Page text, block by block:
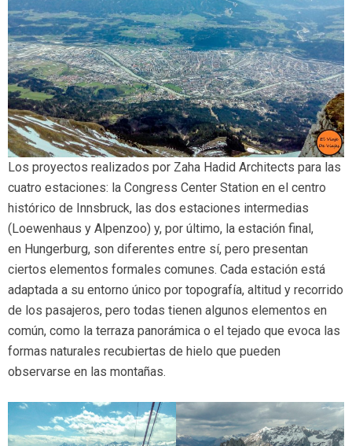
Los proyectos realizados por Zaha Hadid Architects para las
cuatro estaciones: la Congress Center Station en el centro
histórico de Innsbruck, las dos estaciones intermedias
(Loewenhaus y Alpenzoo) y, por último, la estación final,
en Hungerburg, son diferentes entre sí, pero presentan
ciertos elementos formales comunes. Cada estación está
adaptada a su entorno único por topografía, altitud y recorrido
de los pasajeros, pero todas tienen algunos elementos en
común, como la terraza panorámica o el tejado que evoca las
formas naturales recubiertas de hielo que pueden
observarse en las montañas.